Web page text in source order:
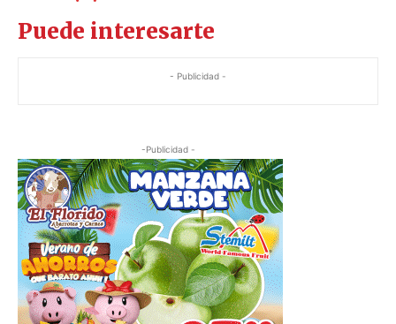
Puede interesarte
- Publicidad -
-Publicidad -